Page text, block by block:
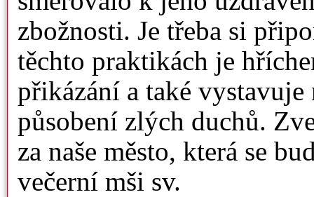
zbožnosti. Je třeba si
těchto praktikách je
přikázání a také vystavuje
působení zlých duchů.
za naše město, která se
večerní mši sv.